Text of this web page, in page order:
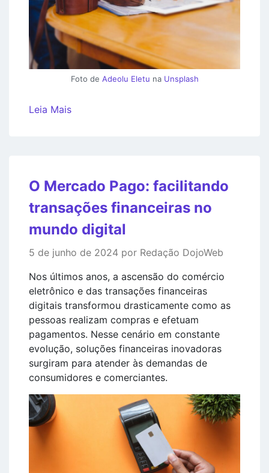
Foto de Adeolu Eletu na Unsplash
Leia Mais
O Mercado Pago: facilitando
transações financeiras no
mundo digital
5 de junho de 2024 por Redação DojoWeb
Nos últimos anos, a ascensão do comércio
eletrônico e das transações financeiras
digitais transformou drasticamente como as
pessoas realizam compras e efetuam
pagamentos. Nesse cenário em constante
evolução, soluções financeiras inovadoras
surgiram para atender às demandas de
consumidores e comerciantes.